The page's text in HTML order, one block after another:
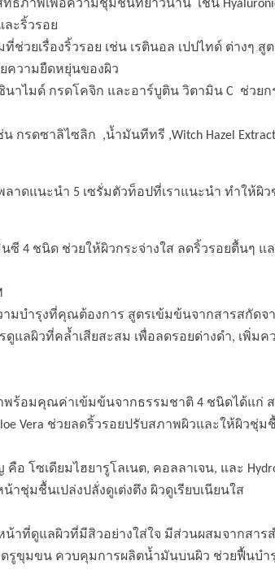
ภาพเพื่อความชุ่มชื้นที่ยาวนาน เช่น
ะริ้วรอย
ช่วยเรื่องริ้วรอย เช่น เรตินอล เปปไทด์ ต่างๆ
ความยืดหยุ่นของผิว
าไมด์ กรดโคจิก และอาร์บูติน วิตามิน C ช่วย
กรดซาลิไซลิก ,น้ำมันทีทรี ,Witch Hazel
ดแนะนำ 5 เซรั่มตัวท็อปที่เราแนะนำ ทำให้ผิ
4 ชนิด ช่วยให้ผิวกระจ่างใส ลดริ้วรอยตื้นๆ แ
มบำรุงที่คุณต้องการ สูตรเข้มข้นจากสารสกัดจ
แลผิวที่คล้ำเสียสะสม เพื่อลดรอยด่างดำ, เพิ่ม
อมคุณค่าเข้มข้นจากธรรมชาติ 4 ชนิดได้แก่ สา
Vera ช่วยลดริ้วรอยปรับสภาพผิวและให้ผิวชุ่
โซเดียมไฮยารูโลเนต, คอลลาเจน, และ
าชุ่มชื้นเปล่งปลั่งดูเต่งตึง ผิวดูเรียบเนียนใส
ดูแลผิวที่มีสิวอย่างใส่ใจ มีส่วนผสมจากสารสำ
าดรูขุมขน ควบคุมการผลิตน้ำมันบนผิว ช่วยฟื้น